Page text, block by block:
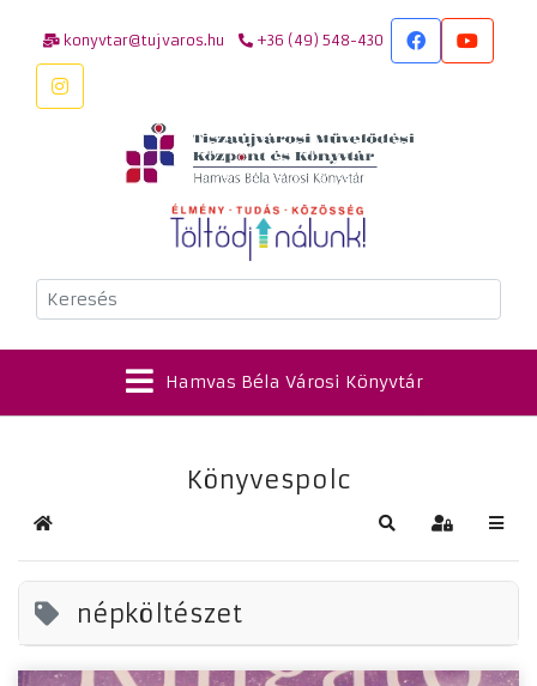
konyvtar@tujvaros.hu +36 (49) 548-430
Keresés
Hamvas Béla Városi Könyvtár
Könyvespolc
Kezdőlap Keresés
népköltészet